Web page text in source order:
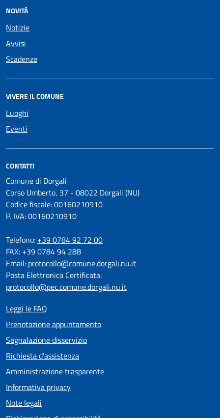
NOVITÀ
Notizie
Avvisi
Scadenze
VIVERE IL COMUNE
Luoghi
Eventi
CONTATTI
Comune di Dorgali
Corso Umberto, 37 - 08022 Dorgali (NU)
Codice fiscale: 00160210910
P. IVA: 00160210910
Telefono: +39 0784 92 72 00
FAX: +39 0784 94 288
Email: protocollo@comune.dorgali.nu.it
Posta Elettronica Certificata:
protocollo@pec.comune.dorgali.nu.it
Leggi le FAQ
Prenotazione appuntamento
Segnalazione disservizio
Richiesta d'assistenza
Amministrazione trasparente
Informativa privacy
Note legali